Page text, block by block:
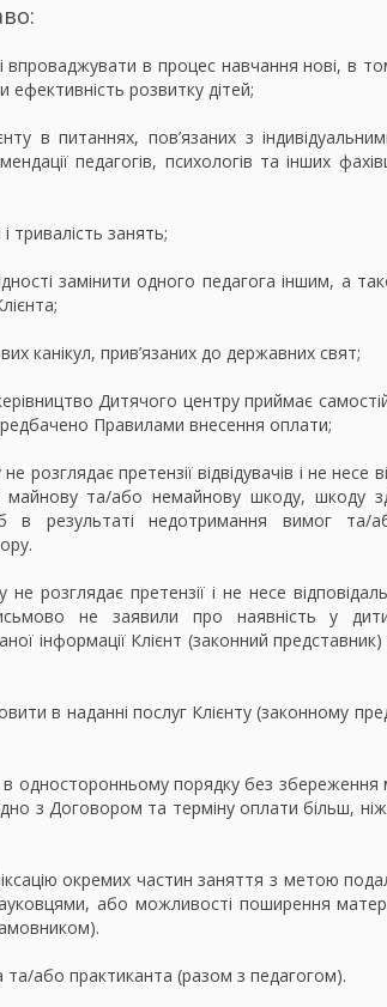
в процес навчання нові, в
розвитку дітей;
в питаннях, пов’язаних з
педагогів, психологів та інших
тривалість занять;
замінити одного педагога іншим, а
канікул, прив’язаних до державних свят;
Дитячого центру приймає
Правилами внесення оплати;
розглядає претензії відвідувачів і не несе
та/або немайнову шкоду, шкоду
в результаті недотримання вимог та/
не розглядає претензії і не несе
не заявили про наявність у
інформації Клієнт (законний
в наданні послуг Клієнту (законному
односторонньому порядку без збереження
з Договором та терміну оплати більш,
окремих частин заняття з метою
або можливості поширення
або практиканта (разом з педагогом).